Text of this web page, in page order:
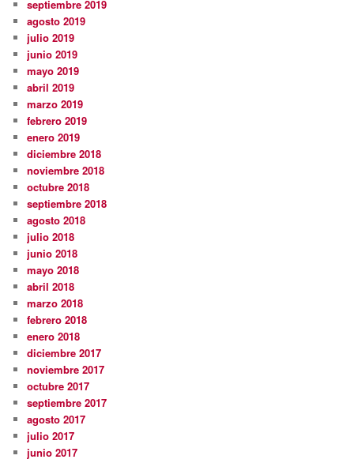
septiembre 2019
agosto 2019
julio 2019
junio 2019
mayo 2019
abril 2019
marzo 2019
febrero 2019
enero 2019
diciembre 2018
noviembre 2018
octubre 2018
septiembre 2018
agosto 2018
julio 2018
junio 2018
mayo 2018
abril 2018
marzo 2018
febrero 2018
enero 2018
diciembre 2017
noviembre 2017
octubre 2017
septiembre 2017
agosto 2017
julio 2017
junio 2017